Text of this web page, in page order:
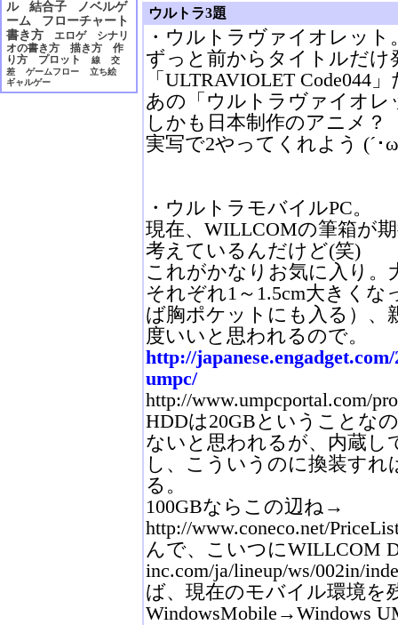
ウルトラ3題
・ウルトラヴァイオレット
ずっと前からタイトルだけ
「ULTRAVIOLET Code044
あの「ウルトラヴァイオレ
しかも日本制作のアニメ
実写で2やってくれよう (´･
・ウルトラモバイルPC。
現在、WILLCOMの筆箱が
考えているんだけど(笑)
これがかなりお気に入り。
それぞれ1～1.5cm大きく
ば胸ポケットにも入る）、
度いいと思われるので。
http://
umpc/
http://www.umpcportal.com/
HDDは20GBということな
ないと思われるが、内蔵し
し、こういうのに換装す
る。
100GBならこの辺ね→
http://www.coneco.net/
んで、こいつにWILLCOM
inc.com/ja/lineup/ws/002in/
ば、現在のモバイル環境を
WindowsMobile→Windows
2006年07月
2006年06月
2006年05月
2006年04月
2006年03月
2006年02月
ル
結合子
ノベルゲ
ーム
フローチャート
書き方
エロゲ
シナリ
オの書き方
描き方
作
り方
プロット 線
交
差
ゲームフロー
立ち絵
ギャルゲー